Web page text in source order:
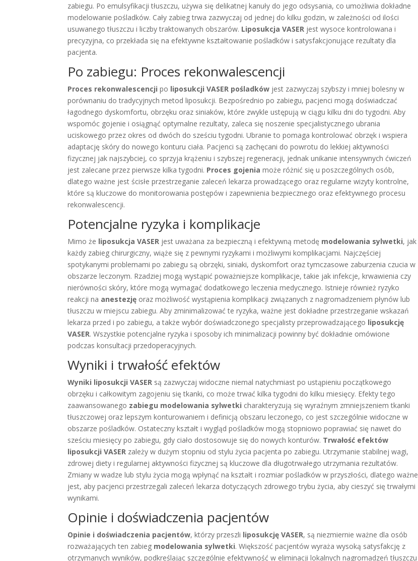
zabiegu. Po emulsyfikacji tłuszczu, używa się delikatnej kanuły do jego odsysania, co umożliwia dokładne
modelowanie pośladków. Cały zabieg trwa zazwyczaj od jednej do kilku godzin, w zależności od ilości
usuwanego tłuszczu i liczby traktowanych obszarów. Liposukcja VASER jest wysoce kontrolowana i
precyzyjna, co przekłada się na efektywne kształtowanie pośladków i satysfakcjonujące rezultaty dla
pacjenta.
Po zabiegu: Proces rekonwalescencji
Proces rekonwalescencji po liposukcji VASER pośladków jest zazwyczaj szybszy i mniej bolesny w
porównaniu do tradycyjnych metod liposukcji. Bezpośrednio po zabiegu, pacjenci mogą doświadczać
łagodnego dyskomfortu, obrzęku oraz siniaków, które zwykle ustępują w ciągu kilku dni do tygodni. Aby
wspomóc gojenie i osiągnąć optymalne rezultaty, zaleca się noszenie specjalistycznego ubrania
uciskowego przez okres od dwóch do sześciu tygodni. Ubranie to pomaga kontrolować obrzęk i wspiera
adaptację skóry do nowego konturu ciała. Pacjenci są zachęcani do powrotu do lekkiej aktywności
fizycznej jak najszybciej, co sprzyja krążeniu i szybszej regeneracji, jednak unikanie intensywnych ćwiczeń
jest zalecane przez pierwsze kilka tygodni. Proces gojenia może różnić się u poszczególnych osób,
dlatego ważne jest ścisłe przestrzeganie zaleceń lekarza prowadzącego oraz regularne wizyty kontrolne,
które są kluczowe do monitorowania postępów i zapewnienia bezpiecznego oraz efektywnego procesu
rekonwalescencji.
Potencjalne ryzyka i komplikacje
Mimo że liposukcja VASER jest uważana za bezpieczną i efektywną metodę modelowania sylwetki, jak
każdy zabieg chirurgiczny, wiąże się z pewnymi ryzykami i możliwymi komplikacjami. Najczęściej
spotykanymi problemami po zabiegu są obrzęki, siniaki, dyskomfort oraz tymczasowe zaburzenia czucia w
obszarze leczonym. Rzadziej mogą wystąpić poważniejsze komplikacje, takie jak infekcje, krwawienia czy
nierówności skóry, które mogą wymagać dodatkowego leczenia medycznego. Istnieje również ryzyko
reakcji na anestezję oraz możliwość wystąpienia komplikacji związanych z nagromadzeniem płynów lub
tłuszczu w miejscu zabiegu. Aby zminimalizować te ryzyka, ważne jest dokładne przestrzeganie wskazań
lekarza przed i po zabiegu, a także wybór doświadczonego specjalisty przeprowadzającego liposukcję
VASER. Wszystkie potencjalne ryzyka i sposoby ich minimalizacji powinny być dokładnie omówione
podczas konsultacji przedoperacyjnych.
Wyniki i trwałość efektów
Wyniki liposukcji VASER są zazwyczaj widoczne niemal natychmiast po ustąpieniu początkowego
obrzęku i całkowitym zagojeniu się tkanki, co może trwać kilka tygodni do kilku miesięcy. Efekty tego
zaawansowanego zabiegu modelowania sylwetki charakteryzują się wyraźnym zmniejszeniem tkanki
tłuszczowej oraz lepszym konturowaniem i definicją obszaru leczonego, co jest szczególnie widoczne w
obszarze pośladków. Ostateczny kształt i wygląd pośladków mogą stopniowo poprawiać się nawet do
sześciu miesięcy po zabiegu, gdy ciało dostosowuje się do nowych konturów. Trwałość efektów
liposukcji VASER zależy w dużym stopniu od stylu życia pacjenta po zabiegu. Utrzymanie stabilnej wagi,
zdrowej diety i regularnej aktywności fizycznej są kluczowe dla długotrwałego utrzymania rezultatów.
Zmiany w wadze lub stylu życia mogą wpłynąć na kształt i rozmiar pośladków w przyszłości, dlatego ważne
jest, aby pacjenci przestrzegali zaleceń lekarza dotyczących zdrowego trybu życia, aby cieszyć się trwałymi
wynikami.
Opinie i doświadczenia pacjentów
Opinie i doświadczenia pacjentów, którzy przeszli liposukcję VASER, są niezmiernie ważne dla osób
rozważających ten zabieg modelowania sylwetki. Większość pacjentów wyraża wysoką satysfakcję z
otrzymanych wyników, podkreślając szczególnie efektywność w eliminacji lokalnych nagromadzeń tłuszczu